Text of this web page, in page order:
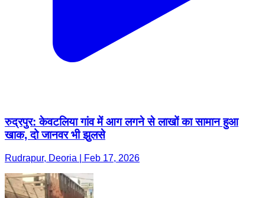
रुद्रपुर: केवटलिया गांव में आग लगने से लाखों का सामान हुआ
खाक, दो जानवर भी झुलसे
Rudrapur, Deoria | Feb 17, 2026